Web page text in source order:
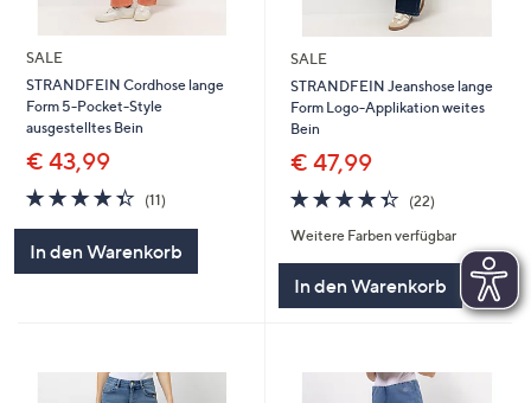
SALE
STRANDFEIN Cordhose lange
Form 5-Pocket-Style
ausgestelltes Bein
€ 43,99
4.4
von
5
(11)
In den Warenkorb
SALE
STRANDFEIN Jeanshose lange
Form Logo-Applikation weites
Bein
€ 47,99
4.4
von
5
(22)
Weitere Farben verfügbar
In den Warenkorb